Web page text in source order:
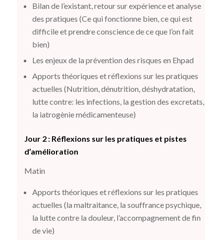
Bilan de l’existant, retour sur expérience et analyse
des pratiques (Ce qui fonctionne bien, ce qui est
difficile et prendre conscience de ce que l’on fait
bien)
Les enjeux de la prévention des risques en Ehpad
Apports théoriques et réflexions sur les pratiques
actuelles (Nutrition, dénutrition, déshydratation,
lutte contre: les infections, la gestion des excretats,
la iatrogènie médicamenteuse)
Jour 2 : Réflexions sur les pratiques et pistes
d’amélioration
Matin
Apports théoriques et réflexions sur les pratiques
actuelles (la maltraitance, la souffrance psychique,
la lutte contre la douleur, l’accompagnement de fin
de vie)